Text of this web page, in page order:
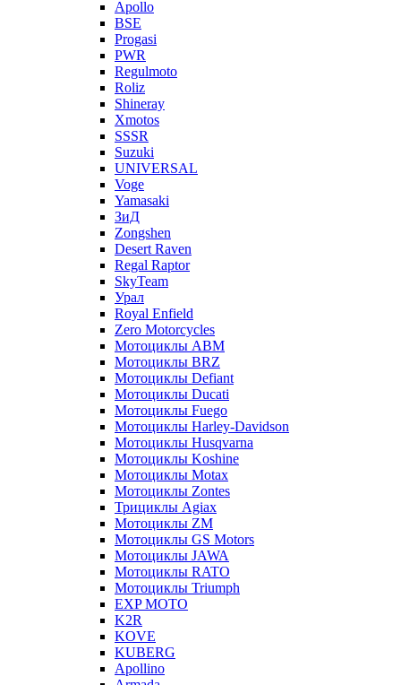
Apollo
BSE
Progasi
PWR
Regulmoto
Roliz
Shineray
Xmotos
SSSR
Suzuki
UNIVERSAL
Voge
Yamasaki
ЗиД
Zongshen
Desert Raven
Regal Raptor
SkyTeam
Урал
Royal Enfield
Zero Motorcycles
Мотоциклы ABM
Мотоциклы BRZ
Мотоциклы Defiant
Мотоциклы Ducati
Мотоциклы Fuego
Мотоциклы Harley-Davidson
Мотоциклы Husqvarna
Мотоциклы Koshine
Мотоциклы Motax
Мотоциклы Zontes
Трициклы Agiax
Мотоциклы ZM
Мотоциклы GS Motors
Мотоциклы JAWA
Мотоциклы RATO
Мотоциклы Triumph
EXP MOTO
K2R
KOVE
KUBERG
Apollino